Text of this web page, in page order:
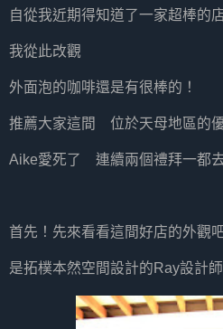
自從我近期得知道了一家超棒的
我從此改觀
外面泡的咖啡還是有很棒的！
推薦大家這間 位於天母地區的
Aike愛死了 連續兩個禮拜一都去
首先！先來看看這間好店的外觀
是拓樸本然空間設計的Ray設計